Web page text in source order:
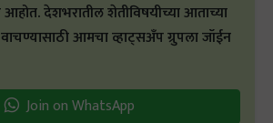
देशभरातील शेतीविषयीच्या आताच्या
वाचण्यासाठी आमचा व्हाट्सअँप ग्रुपला जॉईन
Join on WhatsApp